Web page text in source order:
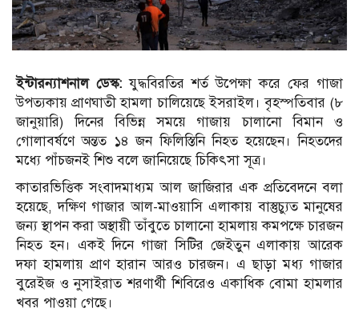
ইন্টারন্যাশনাল ডেস্ক: যুদ্ধবিরতির শর্ত উপেক্ষা করে ফের গাজা
উপত্যকায় প্রাণঘাতী হামলা চালিয়েছে ইসরাইল। বৃহস্পতিবার (৮
জানুয়ারি) দিনের বিভিন্ন সময়ে গাজায় চালানো বিমান ও
গোলাবর্ষণে অন্তত ১৪ জন ফিলিস্তিনি নিহত হয়েছেন। নিহতদের
মধ্যে পাঁচজনই শিশু বলে জানিয়েছে চিকিৎসা সূত্র।
কাতারভিত্তিক সংবাদমাধ্যম আল জাজিরার এক প্রতিবেদনে বলা
হয়েছে, দক্ষিণ গাজার আল-মাওয়াসি এলাকায় বাস্তুচ্যুত মানুষের
জন্য স্থাপন করা অস্থায়ী তাঁবুতে চালানো হামলায় কমপক্ষে চারজন
নিহত হন। একই দিনে গাজা সিটির জেইতুন এলাকায় আরেক
দফা হামলায় প্রাণ হারান আরও চারজন। এ ছাড়া মধ্য গাজার
বুরেইজ ও নুসাইরাত শরণার্থী শিবিরেও একাধিক বোমা হামলার
খবর পাওয়া গেছে।